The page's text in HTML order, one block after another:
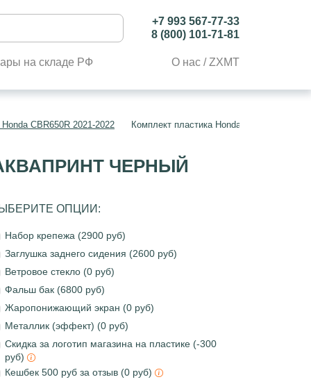
+7 993 567-77-33
8 (800) 101-71-81
на складе РФ О нас / ZXMT
CBR650R 2021-2022 Комплект пластика Honda CBR650R
АКВАПРИНТ ЧЕРНЫЙ
ОПЦИИ:
Набор крепежа (2900 руб)
Заглушка заднего сидения (2600 руб)
Ветровое стекло (0 руб)
Фальш бак (6800 руб)
Жаропонижающий экран (0 руб)
Металлик (эффект) (0 руб)
Скидка за логотип магазина на пластике (-300
руб)
Кешбек 500 руб за отзыв (0 руб)